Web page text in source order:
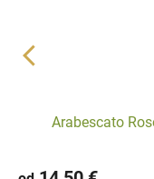
Arabescato